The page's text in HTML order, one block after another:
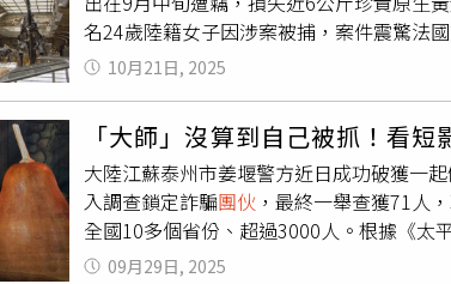
蘭西體育場（Stade de France），內容多
報》（Le Parisien）與《商業調頻電視台
（Toys R Us），也曾在「龐畢度國家藝
任保全。鄰居形容他「熱心助人」、「待
純。根據多家法媒披露，他共有15項犯罪
珠寶店而被定罪。他被控在2019年拘留
法院審理的案件，如今也因媒體關注度過
調，辯方將「極度謹慎地維護無罪推定原
Beccuau）則透露，嫌犯對警方供述不多
在2014年珠寶搶案中一同被判刑。貝庫奧
線至多省。2021年2月26日，公安機關會
部Ａ級逃犯1人），打掉4個盜掘與倒賣
址、賈汪區馬山督公山系列漢墓與山東多
為國家一級文物；明萬曆年間徐州進士萬
史具有實證價值。行動紀錄中可以明顯看
義承接文博系統外包，熟稔徐州與毗鄰區
質判讀開孔打洞，遇堅硬石室則以炸藥破
買家，並以「修復」掩護藏匿，倉庫夾牆
身考古隊探工，掌握尋墓地技法與繪圖能
名24歲陸籍女子因涉案被捕，案件震驚法
Monde）報導，檢察官貝庫（Beccuau）
後，以竊盜及犯罪共謀罪名起訴並收押。
公斤融化後的金塊。報導指出，竊案發於
示櫃，偷走多件歷史黃金藏品。被盜文物
塊、美國加州淘金潮時期的金塊，以及
5600萬元）。館方直到清潔人員發現現場
子與瓦斯罐等做案工具。監視錄影顯示，
業，可能涉及更大
。法國警方表示，
10月21日, 2025
「大師」沒算到自己被抓！看
大陸江蘇泰州市姜堰警方近日成功破獲一
入調查鎖定詐騙團伙 ，最終一舉查獲71人
全國10多個省份、超過3000人。根據《太
上看到免費算命廣告後，加入所謂「大師
09月29日, 2025